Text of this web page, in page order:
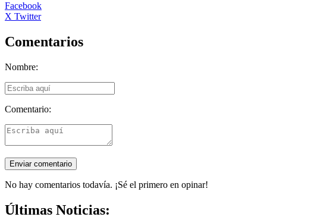
Facebook
X Twitter
Comentarios
Nombre:
Comentario:
No hay comentarios todavía. ¡Sé el primero en opinar!
Últimas Noticias: